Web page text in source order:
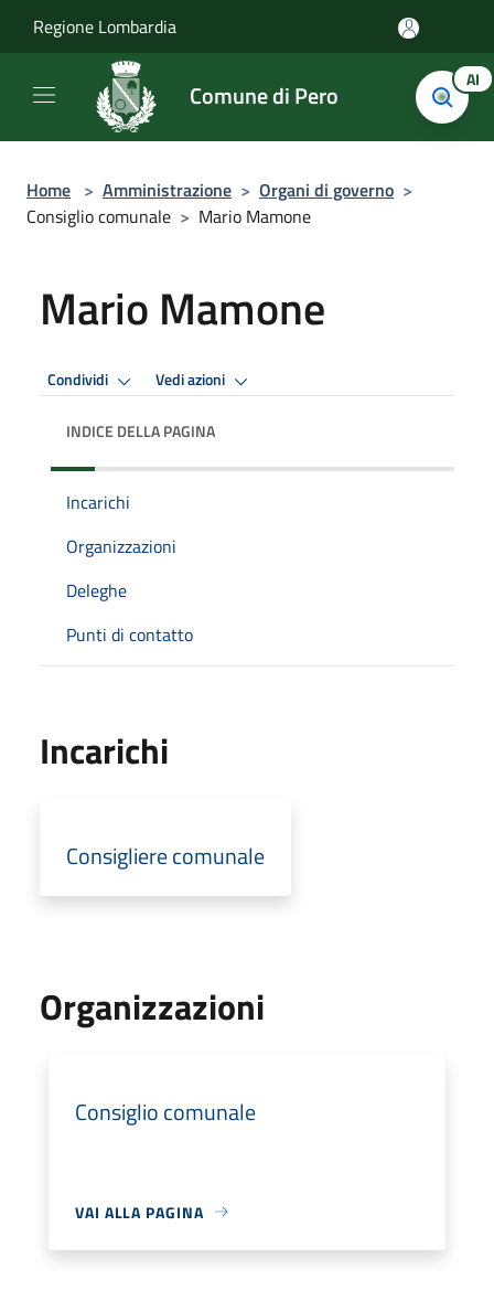
Regione Lombardia
Comune di Pero AI
Home > Amministrazione > Organi di governo >
Consiglio comunale > Mario Mamone
Mario Mamone
Condividi Vedi azioni
INDICE DELLA PAGINA
Incarichi
Organizzazioni
Deleghe
Punti di contatto
Incarichi
Consigliere comunale
Organizzazioni
Consiglio comunale
VAI ALLA PAGINA